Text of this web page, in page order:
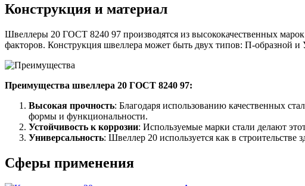
Поковка
Шестигранник горячекатаный
конструкционный
Инструментальная сталь
Фитинги
Фитинги резьбовые латунные
Конструкция и материал
Швеллеры 20 ГОСТ 8240 97 производятся из высококачественных
факторов. Конструкция швеллера может быть двух типов: П-образной
Преимущества швеллера 20 ГОСТ 8240 97:
Высокая прочность: Благодаря использованию качественных
формы и функциональности.
Устойчивость к коррозии: Используемые марки стали делают
Универсальность: Швеллер 20 используется как в
Сферы применения